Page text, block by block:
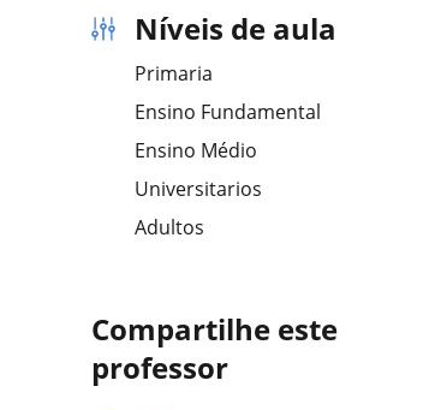
Níveis de aula
Primaria
Ensino Fundamental
Ensino Médio
Universitarios
Adultos
Compartilhe este
professor